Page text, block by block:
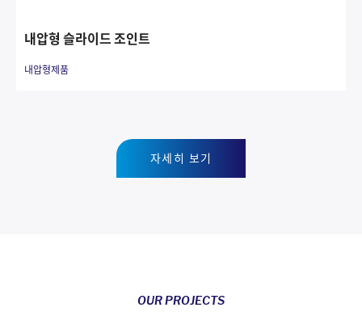
내압형 슬라이드 조인트
내압형제품
자세히 보기
OUR PROJECTS